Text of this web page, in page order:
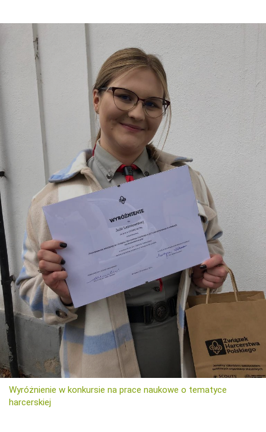
Wyróżnienie w konkursie na prace naukowe o tematyce
harcerskiej